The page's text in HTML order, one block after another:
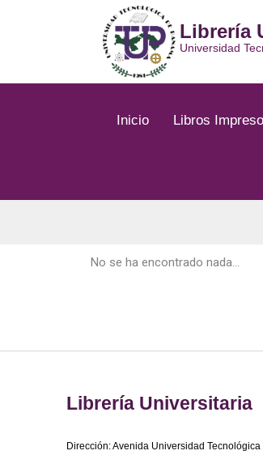
Librería
Universidad
Inicio Libros
No se ha encontrado nada...
Librería Universitaria
Dirección: Avenida Universidad